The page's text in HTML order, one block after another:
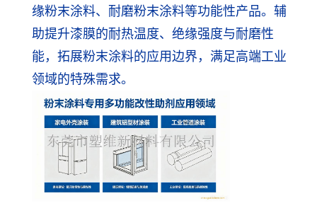
缘粉末涂料、耐磨粉末涂料等功能性产品。辅
助提升漆膜的耐热温度、绝缘强度与耐磨性
能，拓展粉末涂料的应用边界，满足高端工业
领域的特殊需求。